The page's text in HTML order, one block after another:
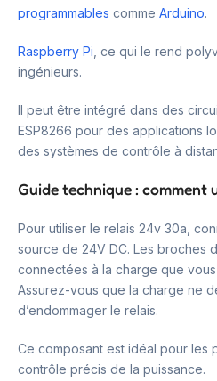
programmables comme Arduino.
Raspberry Pi , ce qui le rend
ingénieurs.
Il peut être intégré dans des
ESP8266 pour des applications
des systèmes de contrôle à
Guide technique : comment
Pour utiliser le relais 24v 30a,
source de 24V DC. Les broches
connectées à la charge que
Assurez-vous que la charge ne
d’endommager le relais.
Ce composant est idéal pour les
contrôle précis de la puissance.